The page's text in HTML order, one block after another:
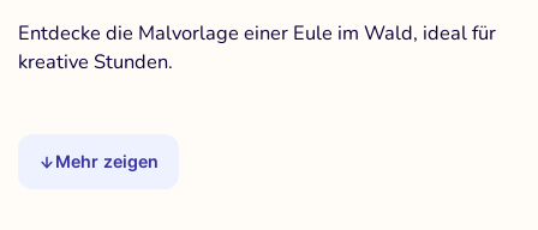
Entdecke die Malvorlage einer Eule im Wald, ideal für
kreative Stunden.
Mehr zeigen